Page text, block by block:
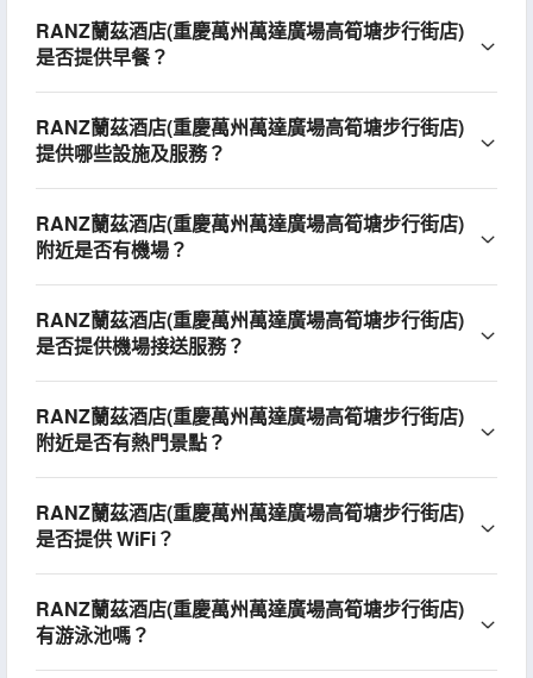
RANZ蘭茲酒店(重慶萬州萬達廣場高筍塘步行街店)
是否提供早餐？
RANZ蘭茲酒店(重慶萬州萬達廣場高筍塘步行街店)
提供哪些設施及服務？
RANZ蘭茲酒店(重慶萬州萬達廣場高筍塘步行街店)
附近是否有機場？
RANZ蘭茲酒店(重慶萬州萬達廣場高筍塘步行街店)
是否提供機場接送服務？
RANZ蘭茲酒店(重慶萬州萬達廣場高筍塘步行街店)
附近是否有熱門景點？
RANZ蘭茲酒店(重慶萬州萬達廣場高筍塘步行街店)
是否提供 WiFi？
RANZ蘭茲酒店(重慶萬州萬達廣場高筍塘步行街店)
有游泳池嗎？